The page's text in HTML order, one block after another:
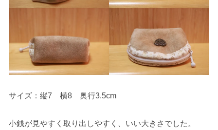
サイズ：縦7 横8 奥行3.5cm
小銭が見やすく取り出しやすく、いい大きさでした。